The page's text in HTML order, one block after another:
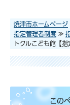
焼津市ホームページ
指定管理者制度 ≫
トクルこども館【指
この